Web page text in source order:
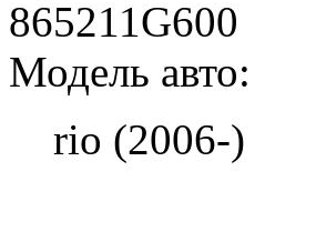
865211G600
Модель авто:
rio (2006-)